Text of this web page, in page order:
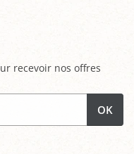
recevoir nos offres
OK